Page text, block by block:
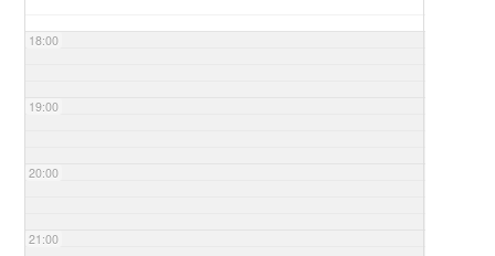
18:00
19:00
20:00
21:00